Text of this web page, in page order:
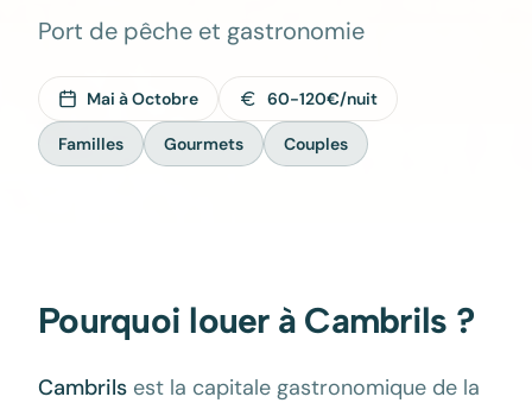
Port de pêche et gastronomie
Mai à Octobre 60-120€/nuit
Familles Gourmets Couples
Pourquoi louer à Cambrils ?
Cambrils est la capitale gastronomique de la